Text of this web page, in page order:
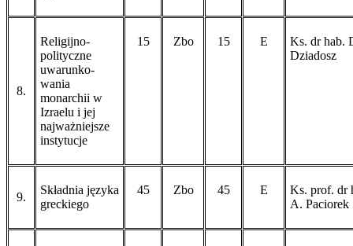
8.
Religijno-
polityczne
uwarunko­
wania
monarchii w
Izraelu i jej
najważniejsze
instytucje
15 Zbo 15 E
Ks. dr hab.
Dziadosz
9.
Składnia języka
greckiego
45 Zbo 45 E
Ks. prof. dr
A. Paciorek